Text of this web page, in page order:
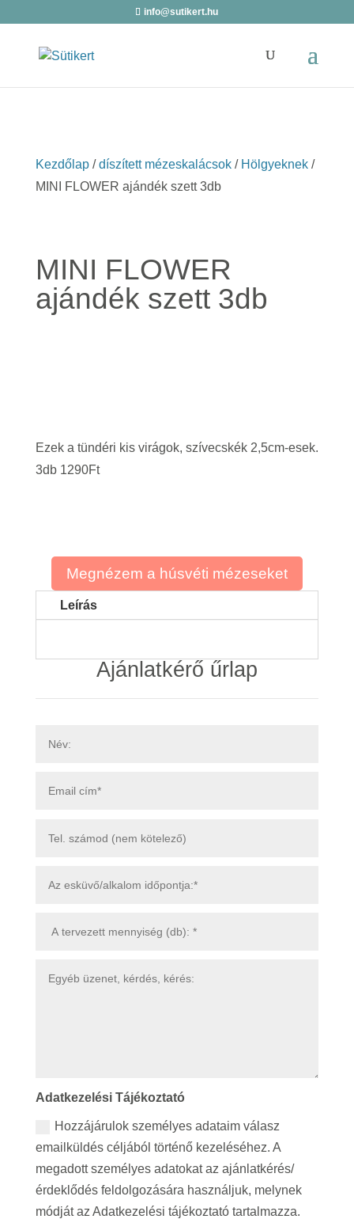
info@sutikert.hu
Kezdőlap/díszített mézeskalácsok/ Hölgyeknek/
MINI FLOWER ajándék szett 3db
MINI FLOWER
ajándék szett 3db
Ezek a tündéri kis virágok, szívecskék 2,5cm-esek.
3db 1290Ft
Megnézem a húsvéti mézeseket
Leírás
Ajánlatkérő űrlap
Adatkezelési Tájékoztató
Hozzájárulok személyes adataim válasz
emailküldés céljából történő kezeléséhez. A
megadott személyes adatokat az ajánlatkérés/
érdeklődés feldolgozására használjuk, melynek
módját az Adatkezelési tájékoztató tartalmazza.